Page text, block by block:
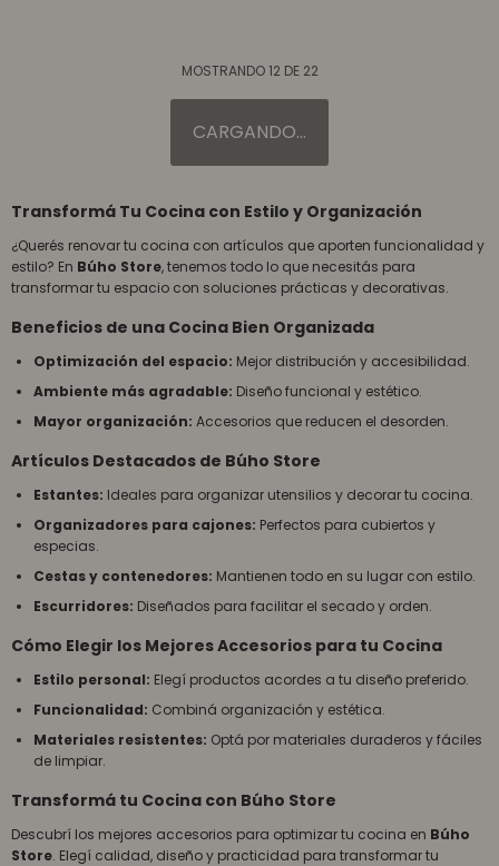
MOSTRANDO12 DE 22
Transformá Tu Cocina con Estilo y Organización
¿Querés renovar tu cocina con artículos que aporten funcionalidad y
estilo? En Búho Store, tenemos todo lo que necesitás para
transformar tu espacio con soluciones prácticas y decorativas.
Beneficios de una Cocina Bien Organizada
Optimización del espacio: Mejor distribución y accesibilidad.
Ambiente más agradable: Diseño funcional y estético.
Mayor organización: Accesorios que reducen el desorden.
Artículos Destacados de Búho Store
Estantes: Ideales para organizar utensilios y decorar tu cocina.
Organizadores para cajones: Perfectos para cubiertos y
especias.
Cestas y contenedores: Mantienen todo en su lugar con estilo.
Escurridores: Diseñados para facilitar el secado y orden.
Cómo Elegir los Mejores Accesorios para tu Cocina
Estilo personal: Elegí productos acordes a tu diseño preferido.
Funcionalidad: Combiná organización y estética.
Materiales resistentes: Optá por materiales duraderos y fáciles
de limpiar.
Transformá tu Cocina con Búho Store
Descubrí los mejores accesorios para optimizar tu cocina en Búho
Store. Elegí calidad, diseño y practicidad para transformar tu